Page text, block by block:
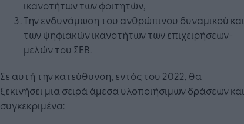
ικανοτήτων των φοιτητών,
Την ενδυνάμωση του ανθρώπινου δυναμικού και
των ψηφιακών ικανοτήτων των επιχειρήσεων-
μελών του ΣΕΒ.
Σε αυτή την κατεύθυνση, εντός του 2022, θα
ξεκινήσει μια σειρά άμεσα υλοποιήσιμων δράσεων και
συγκεκριμένα: